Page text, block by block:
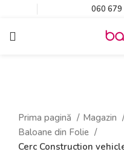
060 679
Prima pagină
Magazin
Baloane din Folie
Cerc Construction